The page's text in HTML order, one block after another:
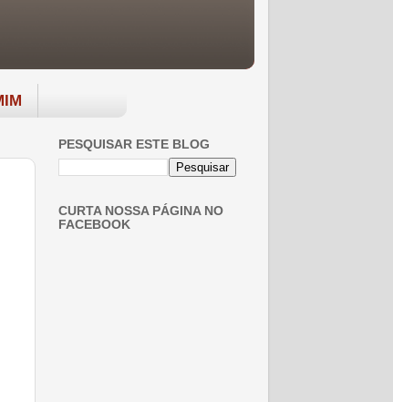
PESQUISAR ESTE BLOG
CURTA NOSSA PÁGINA NO
FACEBOOK